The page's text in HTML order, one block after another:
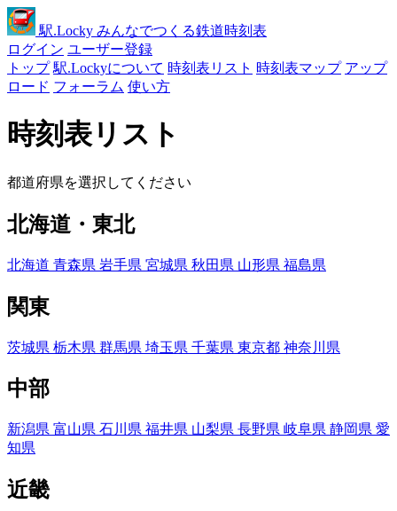
駅.Locky みんなでつくる鉄道時刻表
ログイン ユーザー登録
トップ 駅.Lockyについて 時刻表リスト 時刻表マップ アップ
ロード フォーラム 使い方
時刻表リスト
都道府県を選択してください
北海道・東北
北海道 青森県 岩手県 宮城県 秋田県 山形県 福島県
関東
茨城県 栃木県 群馬県 埼玉県 千葉県 東京都 神奈川県
中部
新潟県 富山県 石川県 福井県 山梨県 長野県 岐阜県 静岡県 愛
知県
近畿